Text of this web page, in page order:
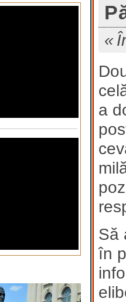
a
Să
în